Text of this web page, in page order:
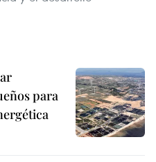
para